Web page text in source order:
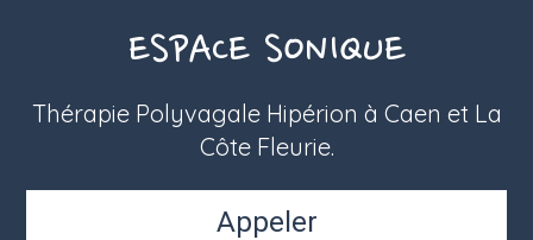
ESPACE SONIQUE
Thérapie Polyvagale Hipérion à Caen et La
Côte Fleurie.
Appeler